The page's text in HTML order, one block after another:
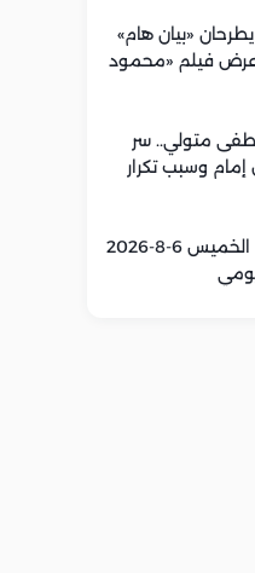
«بيان هام»
عرض فيلم «محمود
متولي.. سر
إمام وسبب تكرار
أسعار الذهب اليوم | الخميس 6-8-2026